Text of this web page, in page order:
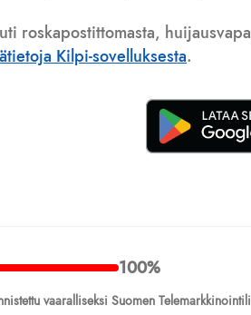
roskapostittomasta,
Kilpi-sovelluksesta.
100%
vaaralliseksi Suomen